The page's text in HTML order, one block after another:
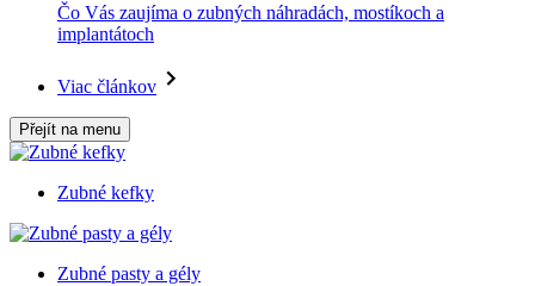
Čo Vás zaujíma o zubných náhradách, mostíkoch a
implantátoch
Viac článkov
Přejít na menu
Zubné kefky
Zubné pasty a gély